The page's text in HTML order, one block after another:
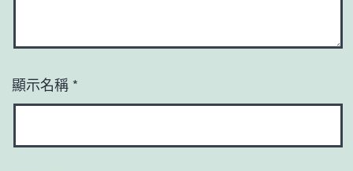
顯示名稱 *